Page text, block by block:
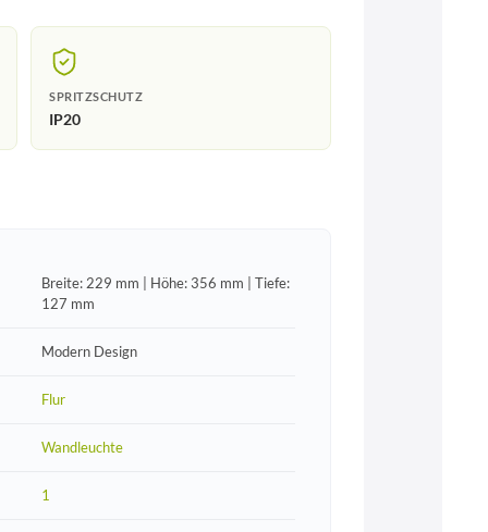
SPRITZSCHUTZ
IP20
Breite: 229 mm | Höhe: 356 mm | Tiefe:
127 mm
Modern Design
Flur
Wandleuchte
1